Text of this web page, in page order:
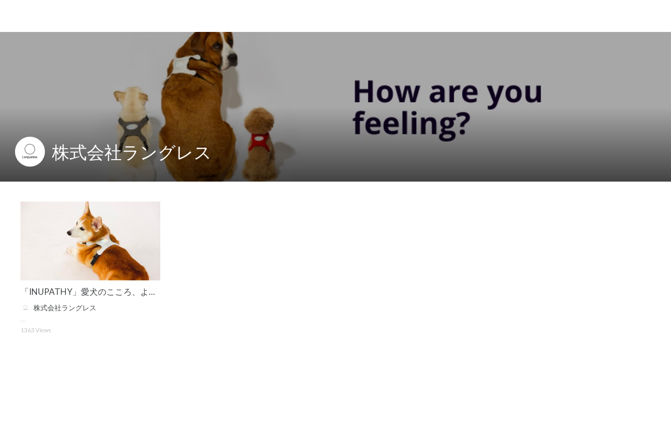
株式会社ラングレス
「INUPATHY」愛犬のこころ、よみとくデバイス
株式会社ラングレス
1363 Views